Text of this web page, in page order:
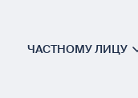
ЧАСТНОМУ ЛИЦУ